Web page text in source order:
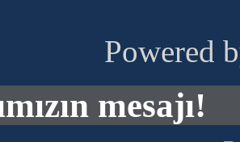
Powered
mesajı!